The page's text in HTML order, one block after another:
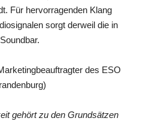
Für hervorragenden Klang
sorgt derweil die in
des ESO
gehört zu den Grundsätzen